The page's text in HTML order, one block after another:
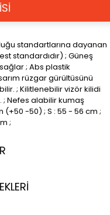
standartlarına dayanan
standardıdır) ; Güneş
; Abs plastik
rüzgar gürültüsünü
; Kilitlenebilir vizör kilidi
; Nefes alabilir kumaş
(+50 -50) ; S : 55 - 56 cm ;
;